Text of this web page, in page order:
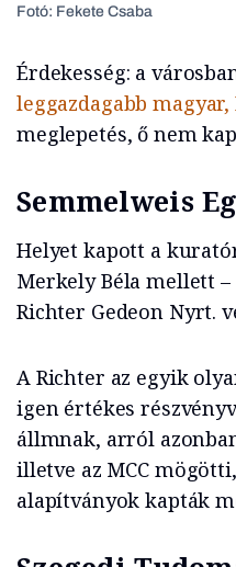
Fotó: Fekete Csaba
Érdekesség: a
leggazdagabb magyar,
meglepetés, ő nem
Semmelweis
Helyet kapott a
Merkely Béla mellett –
Richter Gedeon Nyrt.
A Richter az egyik
igen értékes
állmnak, arról
illetve az MCC
alapítványok kapták